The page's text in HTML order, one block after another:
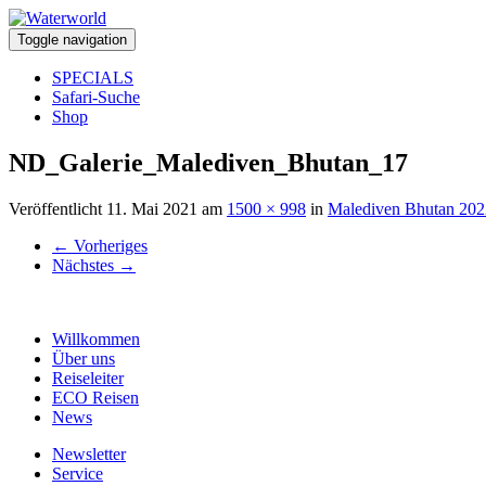
Toggle navigation
SPECIALS
Safari-Suche
Shop
ND_Galerie_Malediven_Bhutan_17
Veröffentlicht 11. Mai 2021 am 1500 × 998 in Malediven Bhutan
← Vorheriges
Nächstes →
Willkommen
Über uns
Reiseleiter
ECO Reisen
News
Newsletter
Service